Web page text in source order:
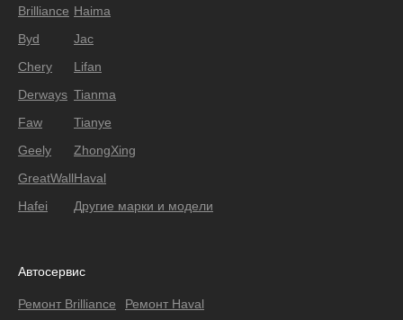
Brilliance
Byd
Chery
Derways
Faw
Geely
GreatWall
Hafei
Haima
Jac
Lifan
Tianma
Tianye
ZhongXing
Haval
Другие марки и модели
Автосервис
Ремонт Brilliance
Ремонт Haval